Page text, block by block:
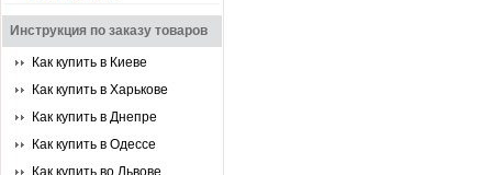
Инструкция по заказу товаров
Как купить в Киеве
Как купить в Харькове
Как купить в Днепре
Как купить в Одессе
Как купить во Львове